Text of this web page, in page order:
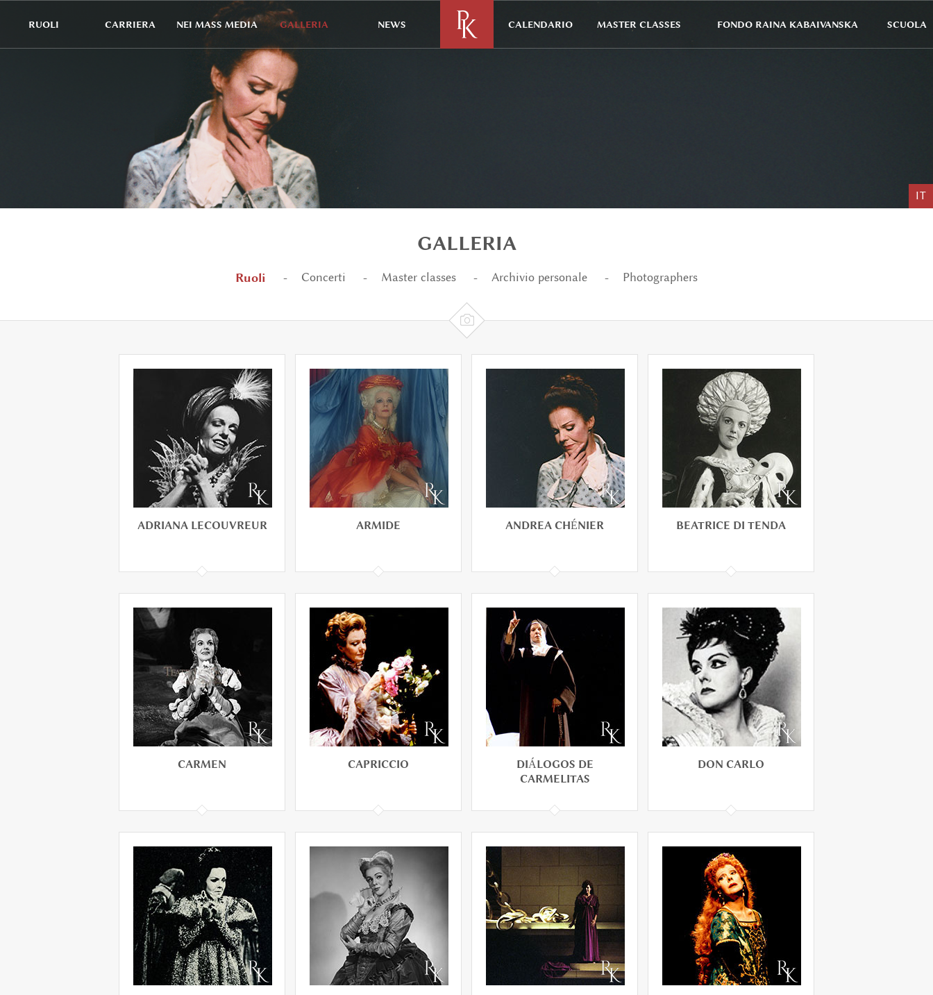
RUOLI CARRIERA NEI MASS MEDIA GALLERIA NEWS CALENDARIO MASTER CLASSES FONDO RAINA KABAIVANSKA SCUOLA
IT
GALLERIA
Ruoli Concerti Master classes Archivio personale Photographers

ADRIANA
LECOUVREUR
ADRIANA LECOUVREUR
ARMIDE
ARMIDE
ANDREA CHÉNIER
ANDREA CHÉNIER
BEATRICE DI TENDA
BEATRICE DI TENDA
CARMEN
CARMEN
CAPRICCIO
CAPRICCIO
DIÁLOGOS DE
CARMELITAS
DIÁLOGOS DE
CARMELITAS
DON CARLO
DON CARLO